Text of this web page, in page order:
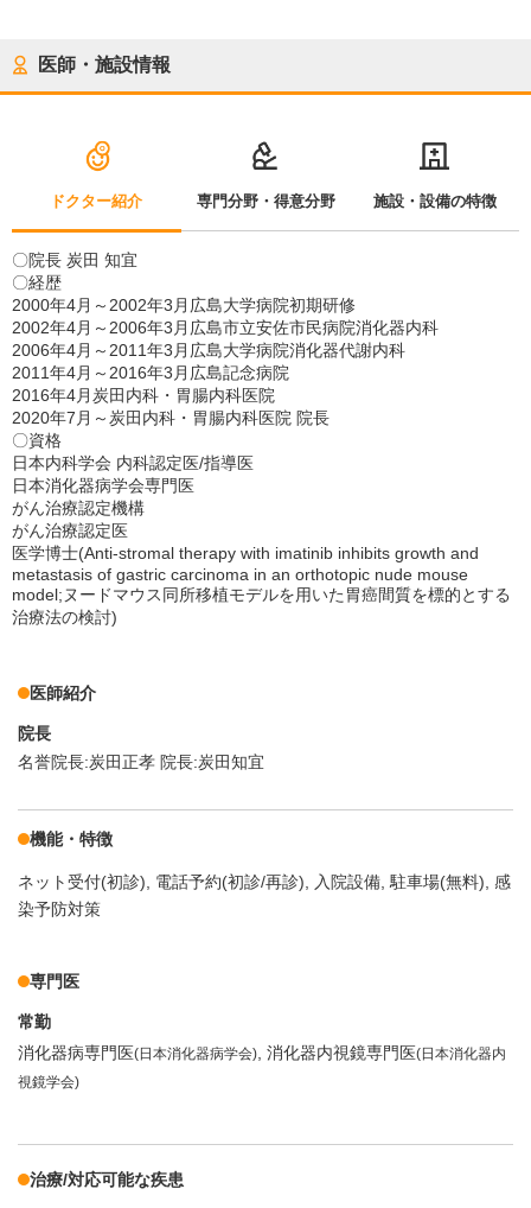
医師・施設情報
ドクター紹介 専門分野・得意分野 施設・設備の特徴
〇院長 炭田 知宜
〇経歴
2000年4月～2002年3月広島大学病院初期研修
2002年4月～2006年3月広島市立安佐市民病院消化器内科
2006年4月～2011年3月広島大学病院消化器代謝内科
2011年4月～2016年3月広島記念病院
2016年4月炭田内科・胃腸内科医院
2020年7月～炭田内科・胃腸内科医院 院長
〇資格
日本内科学会 内科認定医/指導医
日本消化器病学会専門医
がん治療認定機構
がん治療認定医
医学博士(Anti-stromal therapy with imatinib inhibits growth and
metastasis of gastric carcinoma in an orthotopic nude mouse
model;ヌードマウス同所移植モデルを用いた胃癌間質を標的とする
治療法の検討)
医師紹介
院長
名誉院長:炭田正孝 院長:炭田知宜
機能・特徴
ネット受付(初診) 電話予約(初診/再診) 入院設備 駐車場(無料) 感
染予防対策
専門医
常勤
消化器病専門医(日本消化器病学会) 消化器内視鏡専門医(日本消化器内
視鏡学会)
治療/対応可能な疾患